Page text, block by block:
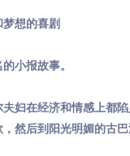
想的喜剧
小报故事。
妇在经济和情感上都
然后到阳光明媚的古